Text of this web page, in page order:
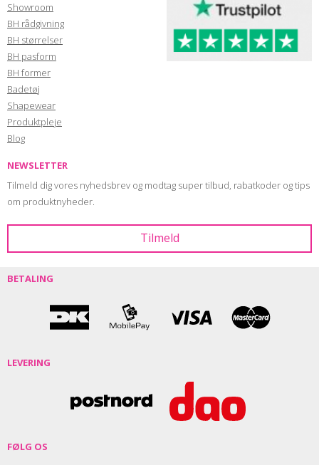
Showroom
BH rådgivning
BH størrelser
BH pasform
BH former
Badetøj
Shapewear
Produktpleje
Blog
NEWSLETTER
Tilmeld dig vores nyhedsbrev og modtag super tilbud, rabatkoder og tips
om produktnyheder.
BETALING
LEVERING
FØLG OS